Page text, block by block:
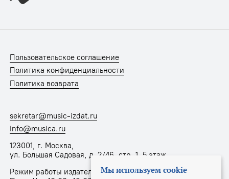
Пользовательское соглашение
Политика конфиденциальности
Политика возврата
sekretar@music-izdat.ru
info@musica.ru
123001, г. Москва,
ул. Большая Садовая, д. 2/46, стр. 1, 5 этаж
Режим работы издательства:Мы используем cookie